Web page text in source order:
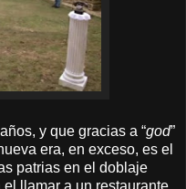
y que gracias a “god”
era, en exceso, es el
patrias en el doblaje
llamar a un restaurante